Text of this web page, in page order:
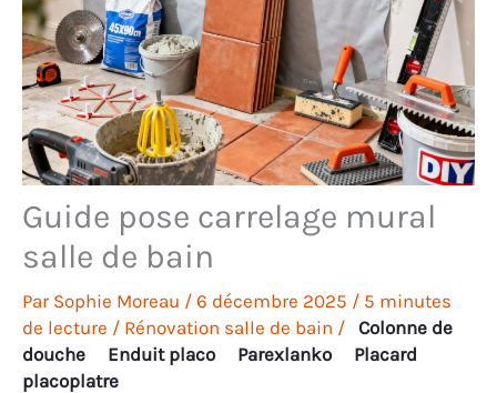
Guide pose carrelage mural
salle de bain
Par Sophie Moreau / 6 décembre 2025 / 5 minutes
de lecture / Rénovation salle de bain / Colonne de
douche
Enduit placo Parexlanko
Placard
placoplatre